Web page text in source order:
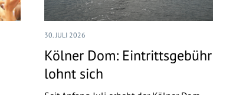
30. JULI 2026
Kölner Dom: Eintrittsgebühr
lohnt sich